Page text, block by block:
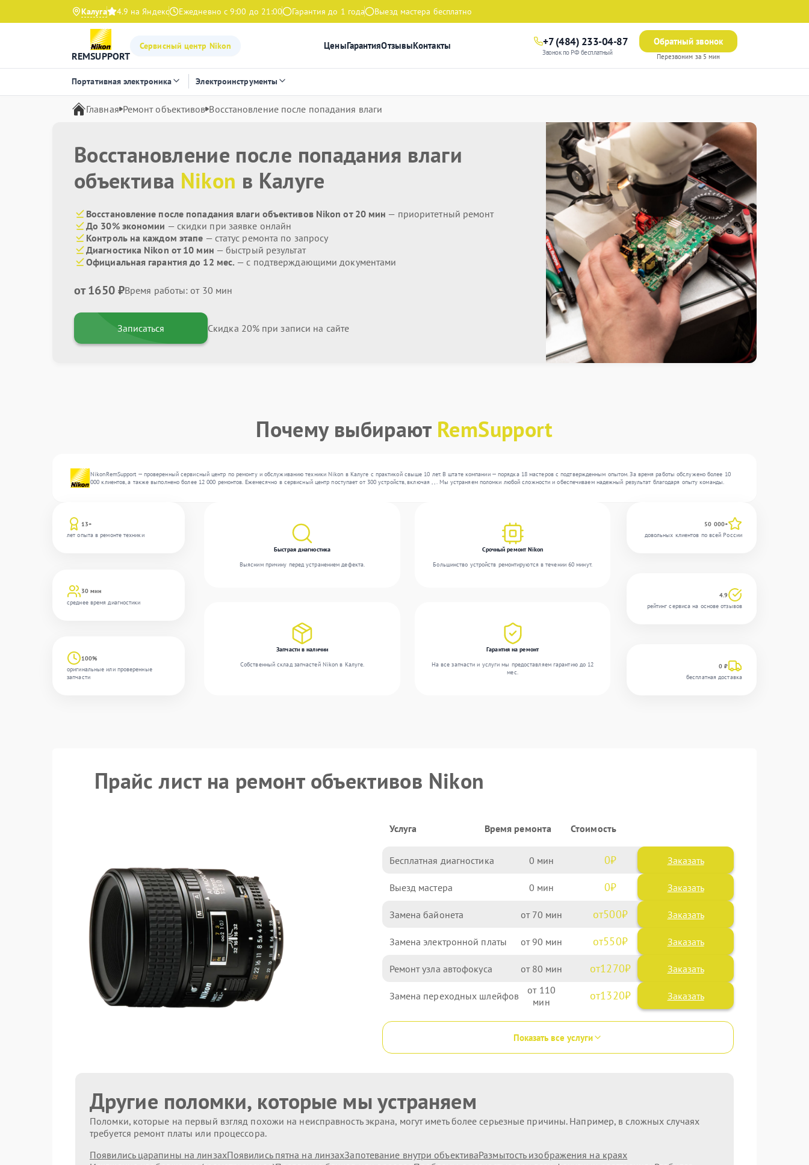
Калуга 4.9 на Яндекс Ежедневно с 9:00 до 21:00 Гарантия до 1 года Выезд мастера бесплатно
REMSUPPORT
Сервисный центр Nikon ЦеныГарантияОтзывыКонтакты +7 (484) 233-04-87
Звонок по РФ бесплатный
Обратный звонок
Перезвоним за 5 мин
Портативная электроника Электроинструменты
Главная Ремонт объективов Восстановление после попадания влаги
Восстановление после попадания влаги
объектива Nikon в Калуге
Восстановление после попадания влаги объективов Nikon от 20 мин — приоритетный ремонт
До 30% экономии — скидки при заявке онлайн
Контроль на каждом этапе — статус ремонта по запросу
Диагностика Nikon от 10 мин — быстрый результат
Официальная гарантия до 12 мес. — с подтверждающими документами
от 1650 ₽Время работы: от 30 мин
Записаться Скидка 20% при записи на сайте
Почему выбирают RemSupport
NikonRemSupport — проверенный сервисный центр по ремонту и обслуживанию техники Nikon в Калуге с практикой свыше 10 лет. В штате компании — порядка 18 мастеров с подтвержденным опытом. За время работы обслужено более 10
000 клиентов, а также выполнено более 12 000 ремонтов. Ежемесячно в сервисный центр поступает от 300 устройств, включая , , . Мы устраняем поломки любой сложности и обеспечиваем надежный результат благодаря опыту команды.
13+
лет опыта в ремонте техники
30 мин
среднее время диагностики
100%
оригинальные или проверенные
запчасти
Быстрая диагностика
Выясним причину перед устранением дефекта.
Срочный ремонт Nikon
Большинство устройств ремонтируются в течении 60 минут.
Запчасти в наличии
Собственный склад запчастей Nikon в Калуге.
Гарантия на ремонт
На все запчасти и услуги мы предоставляем гарантию до 12
мес.
50 000+
довольных клиентов по всей России
4.9
рейтинг сервиса на основе отзывов
0 ₽
бесплатная доставка
Прайс лист на ремонт объективов Nikon
Услуга Время ремонта Стоимость
Бесплатная диагностика 0 0 Заказать
Выезд мастера 0 0 Заказать
Замена байонета 70 500
Замена электронной платы 90 550
Ремонт узла автофокуса 80 1270
Замена переходных шлейфов 110 1320
Показать все услуги
Другие поломки, которые мы устраняем
Поломки, которые на первый взгляд похожи на неисправность экрана, могут иметь более серьезные причины. Например, в сложных случаях
требуется ремонт платы или процессора.
Появились царапины на линзахПоявились пятна на линзахЗапотевание внутри объективаРазмытость изображения на краях